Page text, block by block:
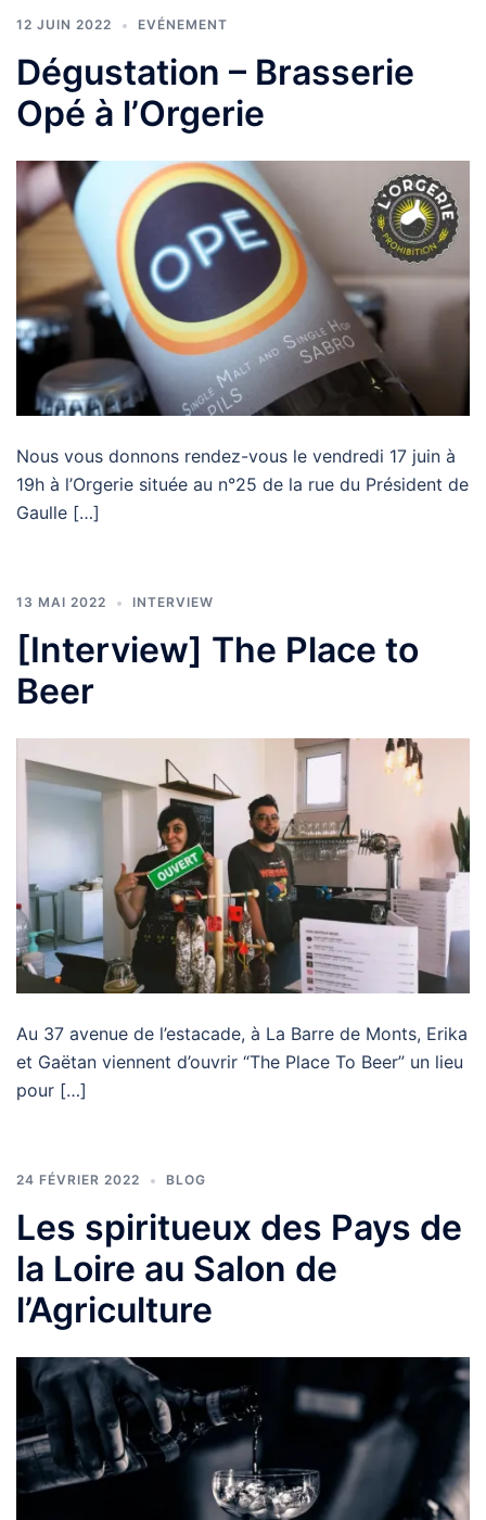
12 JUIN 2022 EVÉNEMENT
Dégustation – Brasserie
Opé à l’Orgerie
Nous vous donnons rendez-vous le vendredi 17 juin à
19h à l’Orgerie située au n°25 de la rue du Président de
Gaulle […]
13 MAI 2022 INTERVIEW
[Interview] The Place to
Beer
Au 37 avenue de l’estacade, à La Barre de Monts, Erika
et Gaëtan viennent d’ouvrir “The Place To Beer” un lieu
pour […]
24 FÉVRIER 2022 BLOG
Les spiritueux des Pays de
la Loire au Salon de
l’Agriculture